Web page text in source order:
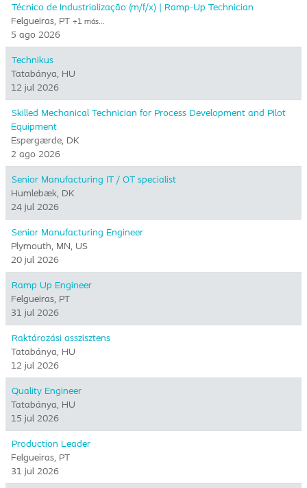
Técnico de Industrialização (m/f/x) | Ramp-Up Technician
Felgueiras, PT +1 más…
5 ago 2026
Technikus
Tatabánya, HU
12 jul 2026
Skilled Mechanical Technician for Process Development and Pilot
Equipment
Espergærde, DK
2 ago 2026
Senior Manufacturing IT / OT specialist
Humlebæk, DK
24 jul 2026
Senior Manufacturing Engineer
Plymouth, MN, US
20 jul 2026
Ramp Up Engineer
Felgueiras, PT
31 jul 2026
Raktározási asszisztens
Tatabánya, HU
12 jul 2026
Quality Engineer
Tatabánya, HU
15 jul 2026
Production Leader
Felgueiras, PT
31 jul 2026